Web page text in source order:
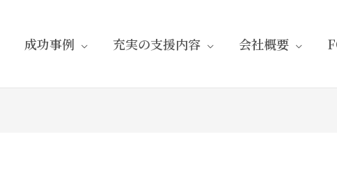
成功事例 充実の支援内容 会社概要